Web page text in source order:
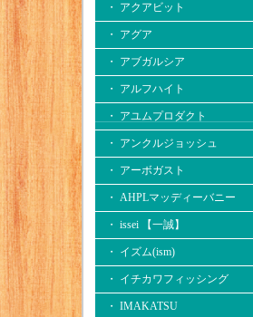
・ アクアビット
・ アグア
・ アブガルシア
・ アルフハイト
・ アユムプロダクト
・ アンクルジョッシュ
・ アーボガスト
・ AHPLマッディーバニー
・ issei 【一誠】
・ イズム(ism)
・ イチカワフィッシング
・ IMAKATSU